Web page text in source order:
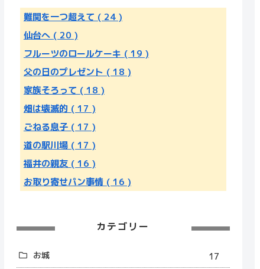
難関を一つ超えて ( 24 )
仙台へ ( 20 )
フルーツのロールケーキ ( 19 )
父の日のプレゼント ( 18 )
家族そろって ( 18 )
畑は壊滅的 ( 17 )
ごねる息子 ( 17 )
道の駅川場 ( 17 )
福井の親友 ( 16 )
お取り寄せパン事情 ( 16 )
カテゴリー
お城
17